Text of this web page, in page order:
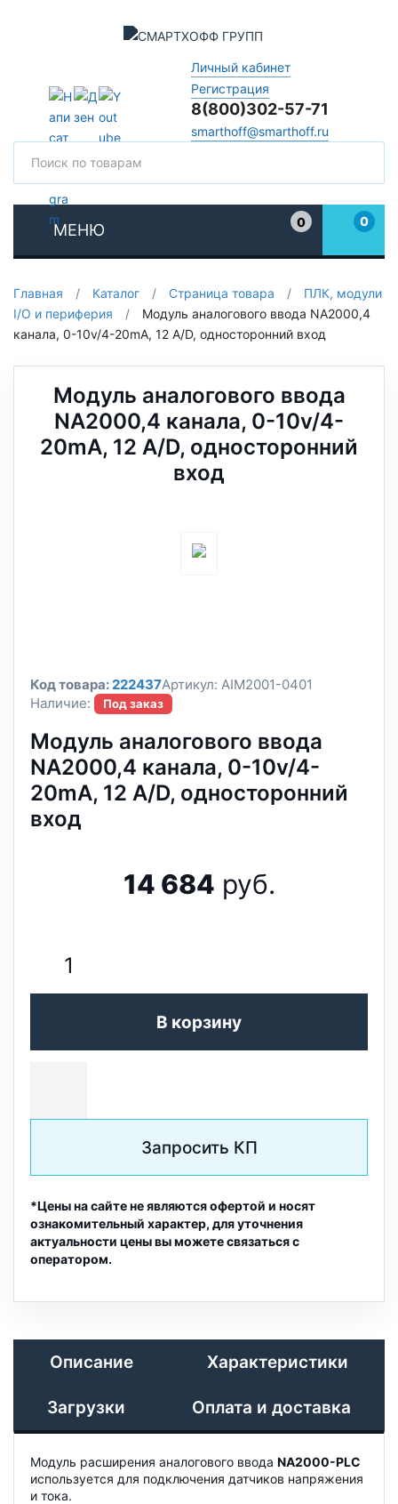
Личный кабинет
Регистрация
8(800)302-57-71
smarthoff@smarthoff.ru
МЕНЮ
0
0
Главная / Каталог / Страница товара /
ПЛК, модули
I/O и периферия
/
Модуль аналогового ввода NA2000,4
канала, 0-10v/4-20mA, 12 А/D, односторонний вход
Модуль аналогового ввода
NA2000,4 канала, 0-10v/4-
20mA, 12 А/D, односторонний
вход
Код товара:222437Артикул: AIM2001-0401
Наличие:
Под заказ
Модуль аналогового ввода
NA2000,4 канала, 0-10v/4-
20mA, 12 А/D, односторонний
вход
14 684 руб.
В корзину
Запросить КП
*Цены на сайте не являются офертой и носят
ознакомительный характер, для уточнения
актуальности цены вы можете связаться с
оператором.
Описание Характеристики
Загрузки Оплата и доставка
Модуль расширения аналогового ввода NA2000-PLC
используется для подключения датчиков напряжения
и тока.